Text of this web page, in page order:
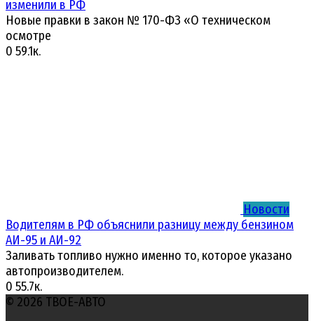
изменили в РФ
Новые правки в закон № 170-ФЗ «О техническом
осмотре
0 59.1к.
Новости
Водителям в РФ объяснили разницу между бензином
АИ-95 и АИ-92
Заливать топливо нужно именно то, которое указано
автопроизводителем.
0 55.7к.
© 2026 ТВОЕ-АВТО